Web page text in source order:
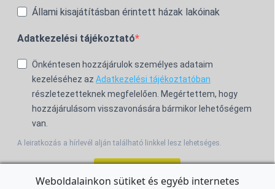
Állami kisajátításban érintett házak lakóinak
Adatkezelési tájékoztató
Önkéntesen hozzájárulok személyes adataim
kezeléséhez az Adatkezelési tájékoztatóban
részletezetteknek megfelelően. Megértettem, hogy
hozzájárulásom visszavonására bármikor lehetőségem
van.
A leiratkozás a hírlevél alján található linkkel lesz lehetséges.
Weboldalainkon sütiket és egyéb internetes